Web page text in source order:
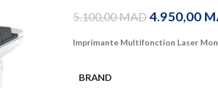
5.100,00MAD4.950,00
Imprimante Multifonction Laser
BRAND